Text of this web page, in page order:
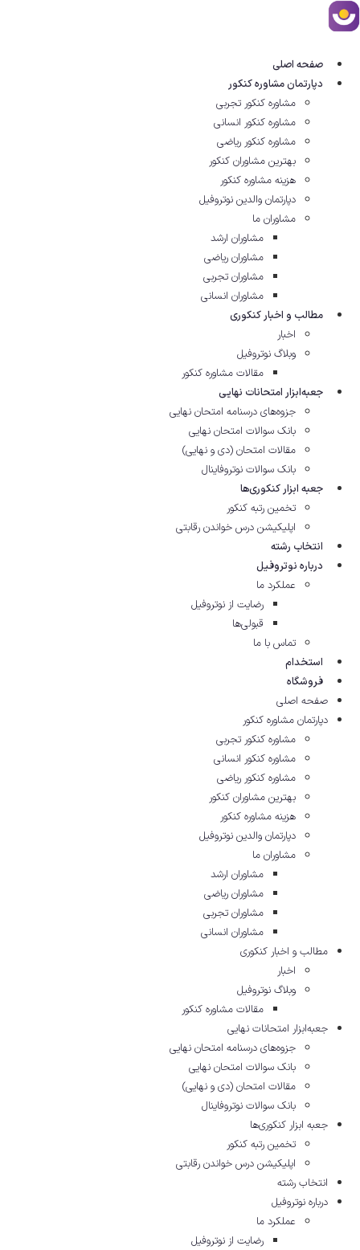
صفحه اصلی
دپارتمان مشاوره کنکور
مشاوره کنکور تجربی
مشاوره کنکور انسانی
مشاوره کنکور ریاضی
بهترین مشاوران کنکور
هزینه مشاوره کنکور
دپارتمان والدین نوتروفیل
مشاوران ما
مشاوران ارشد
مشاوران ریاضی
مشاوران تجربی
مشاوران انسانی
مطالب و اخبار کنکوری
اخبار
وبلاگ نوتروفیل
مقالات مشاوره‌ کنکور
جعبه‌ابزار امتحانات نهایی
جزوه‌های درسنامه امتحان نهایی
بانک سوالات امتحان نهایی
مقالات امتحان (دی و نهایی)
بانک سوالات نوتروفاینال
جعبه ابزار کنکوری‌ها
تخمین رتبه کنکور
اپلیکیشن درس خواندن رقابتی
انتخاب رشته
درباره نوتروفیل
عملکرد ما
رضایت از نوتروفیل
قبولی‌ها
تماس با ما
استخدام
فروشگاه
صفحه اصلی
دپارتمان مشاوره کنکور
مشاوره کنکور تجربی
مشاوره کنکور انسانی
مشاوره کنکور ریاضی
بهترین مشاوران کنکور
هزینه مشاوره کنکور
دپارتمان والدین نوتروفیل
مشاوران ما
مشاوران ارشد
مشاوران ریاضی
مشاوران تجربی
مشاوران انسانی
مطالب و اخبار کنکوری
اخبار
وبلاگ نوتروفیل
مقالات مشاوره‌ کنکور
جعبه‌ابزار امتحانات نهایی
جزوه‌های درسنامه امتحان نهایی
بانک سوالات امتحان نهایی
مقالات امتحان (دی و نهایی)
بانک سوالات نوتروفاینال
جعبه ابزار کنکوری‌ها
تخمین رتبه کنکور
اپلیکیشن درس خواندن رقابتی
انتخاب رشته
درباره نوتروفیل
عملکرد ما
رضایت از نوتروفیل